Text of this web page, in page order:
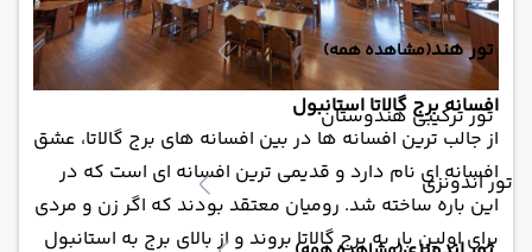
تور هند(مشاهده همه)
تور ترکیبی هندوستان
تور اندونزی
افسانه برج گالاتا استانبول
از جالب ترین افسانه ها در بین افسانه های برج گالاتا، عشق
افسانه ای نام دارد و قدیمی ترین افسانه ای است که در
این باره ساخته شد. رومیان معتقد بودند که اگر زن و مردی
برای اولین بار به برج گالاتا بروند و از بالای برج به استانبول